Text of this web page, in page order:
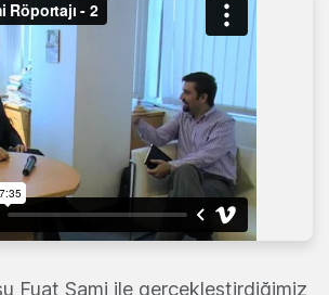
Fuat Sami ile gerçekleştirdiğimiz